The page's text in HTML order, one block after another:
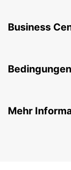
Business
Mehr